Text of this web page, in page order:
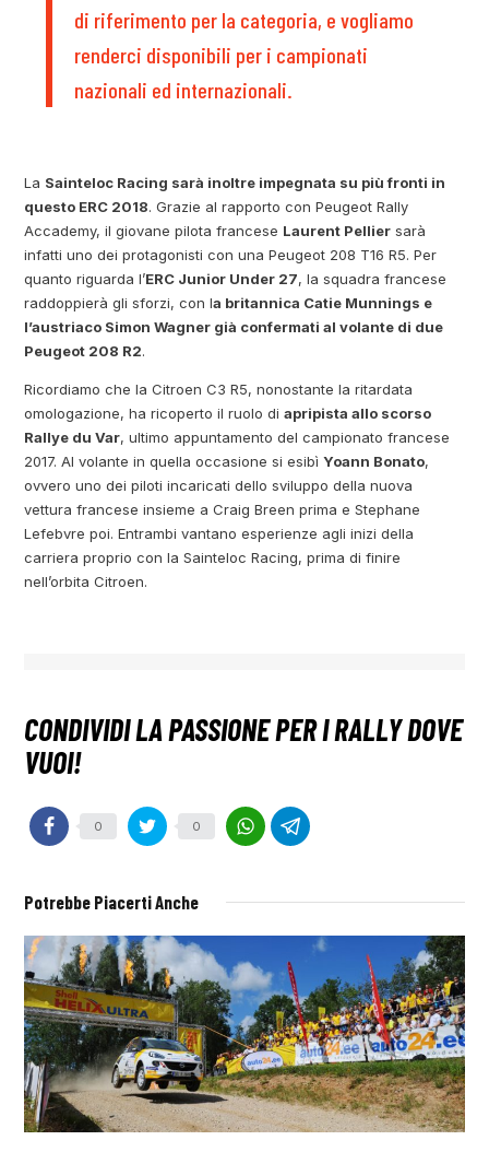
di riferimento per la categoria, e vogliamo
renderci disponibili per i campionati
nazionali ed internazionali.
La Sainteloc Racing sarà inoltre impegnata su più fronti in
questo ERC 2018. Grazie al rapporto con Peugeot Rally
Accademy, il giovane pilota francese Laurent Pellier sarà
infatti uno dei protagonisti con una Peugeot 208 T16 R5. Per
quanto riguarda l’ERC Junior Under 27, la squadra francese
raddoppierà gli sforzi, con la britannica Catie Munnings e
l’austriaco Simon Wagner già confermati al volante di due
Peugeot 208 R2.
Ricordiamo che la Citroen C3 R5, nonostante la ritardata
omologazione, ha ricoperto il ruolo diapripista allo scorso
Rallye du Var, ultimo appuntamento del campionato francese
2017. Al volante in quella occasione si esibìYoann Bonato,
ovvero uno dei piloti incaricati dello sviluppo della nuova
vettura francese insieme a Craig Breen prima e Stephane
Lefebvre poi. Entrambi vantano esperienze agli inizi della
carriera proprio con la Sainteloc Racing, prima di finire
nell’orbita Citroen.
0 0
Potrebbe Piacerti Anche